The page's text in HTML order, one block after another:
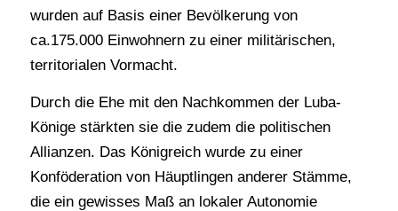
wurden auf Basis einer Bevölkerung von
ca.175.000 Einwohnern zu einer militärischen,
territorialen Vormacht.
Durch die Ehe mit den Nachkommen der Luba-
Könige stärkten sie die zudem die politischen
Allianzen. Das Königreich wurde zu einer
Konföderation von Häuptlingen anderer Stämme,
die ein gewisses Maß an lokaler Autonomie